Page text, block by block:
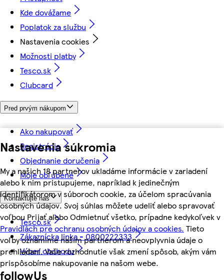
Nastavenia súkromia
My a našich 18 partnerov ukladáme informácie v zariadení
alebo k nim pristupujeme, napríklad k jedinečným
identifikátorom v súboroch cookie, za účelom spracúvania
osobných údajov. Svoj súhlas môžete udeliť alebo spravovať
voľbou Prijať alebo Odmietnuť všetko, prípadne kedykoľvek v
Pravidlách pre ochranu osobných údajov a cookies. Tieto
voľby oznámime našim partnerom a neovplyvnia údaje o
prehliadaní. Vaše rozhodnutie však zmení spôsob, akým vám
prispôsobíme nakupovanie na našom webe.
Kde dovážame
Poplatok za službu
Nastavenia cookies
Možnosti platby
Tesco.sk
Clubcard
Pred prvým nákupom
Ako nakupovať
Registrácia
Objednanie doručenia
Moje obľúbené
Kontaktujte nás
Tesco.sk
Zákaznícka linka - 0800222333
Výber obchodu
followUs